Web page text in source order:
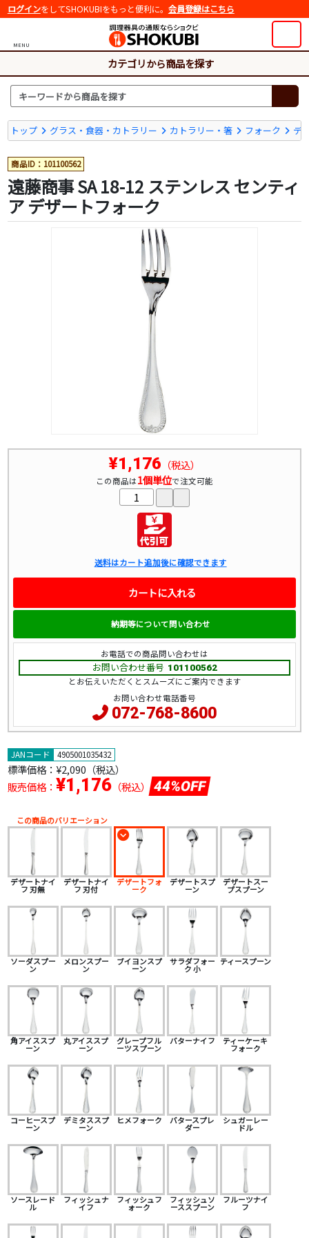
ログインをしてSHOKUBIをもっと便利に。 会員登録はこちら
MENU
カテゴリから商品を探す
トップ グラス・食器・カトラリー カトラリー・箸 フォーク デ
商品ID：101100562
遠藤商事 SA 18-12 ステンレス センティ
ア デザートフォーク
JANコード 4905001035432
標準価格： ¥2,090（税込）
販売価格： ¥1,176（税込） 44%OFF
この商品のバリエーション
デザートナイ
フ 刃無
デザートナイ
フ 刃付
デザートフォ
ーク
デザートスプ
ーン
デザートスー
プスプーン
ソーダスプー
ン
メロンスプー
ン
ブイヨンスプ
ーン
サラダフォー
ク 小
ティースプーン
角アイススプ
ーン
丸アイススプ
ーン
グレープフル
ーツスプーン
バターナイフ ティーケーキ
フォーク
コーヒースプ
ーン
デミタススプ
ーン
ヒメフォーク バタースプレ
ダー
シュガーレー
ドル
ソースレード
ル
フィッシュナ
イフ
フィッシュフ
ォーク
フィッシュソ
ーススプーン
フルーツナイ
フ
¥1,176 （税込）
この商品は1個単位で注文可能
送料はカート追加後に確認できます
カートに入れる
納期等について問い合わせ
お電話での商品問い合わせは
お問い合わせ番号 101100562
とお伝えいただくとスムーズにご案内できます
お問い合わせ電話番号
072-768-8600